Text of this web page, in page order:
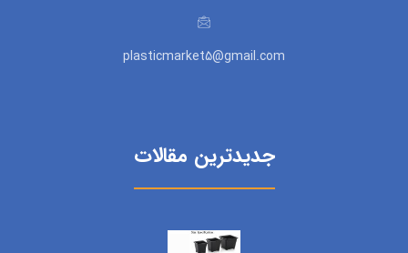
plasticmarket5@gmail.com
جدیدترین مقالات